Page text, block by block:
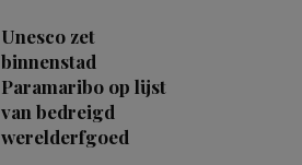
Unesco zet
binnenstad
Paramaribo op lijst
van bedreigd
werelderfgoed